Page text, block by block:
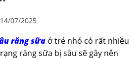
14/07/2025
răng sữa ở trẻ nhỏ có rất nhiều
răng sữa bị sâu sẽ gây nên